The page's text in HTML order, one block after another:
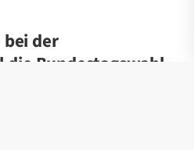
der
Bundestagswahl